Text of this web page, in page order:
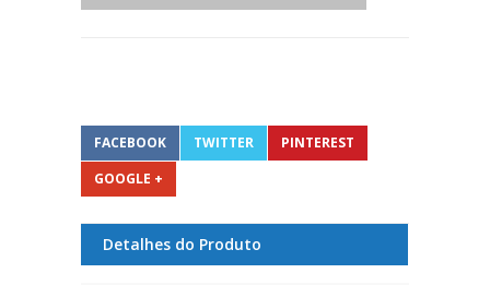
FACEBOOK TWITTER
PINTEREST
GOOGLE +
Detalhes do Produto